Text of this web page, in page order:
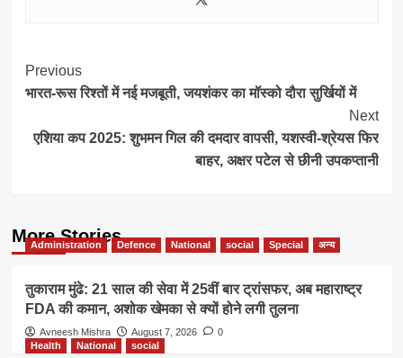
Post
Navigation
Previous
भारत-रूस रिश्तों में नई मजबूती, जयशंकर का मॉस्को दौरा सुर्खियों में
Next
एशिया कप 2025: शुभमन गिल की दमदार वापसी, यशस्वी-श्रेयस फिर
बाहर, अक्षर पटेल से छीनी उपकप्तानी
More Stories
Administration Defence National social Special अन्य
तुकाराम मुंढे: 21 साल की सेवा में 25वीं बार ट्रांसफर, अब महाराष्ट्र
FDA की कमान, अशोक खेमका से क्यों होने लगी तुलना
Avneesh Mishra August 7, 2026
0
Health
National social